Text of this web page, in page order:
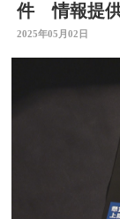
件 情報提供
点） 大分
2025年05月02日